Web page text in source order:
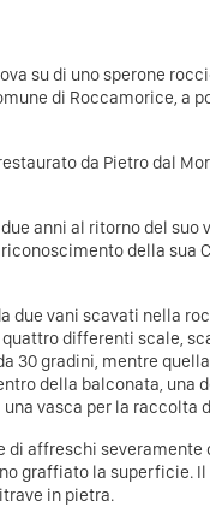
su di uno sperone
di Roccamorice, a
da Pietro dal
anni al ritorno del suo
della sua
due vani scavati nella
differenti scale,
30 gradini, mentre
della balconata, una
vasca per la raccolta
affreschi severamente
graffiato la superficie.
in pietra.